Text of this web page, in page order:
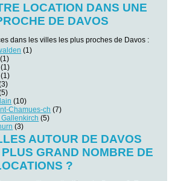
LOCATION DANS UNE
DE DAVOS
dans les villes les plus proches de Davos :
(1)
(1)
(1)
(1)
(10)
Chamues-ch (7)
(5)
(3)
AUTOUR DE DAVOS
GRAND NOMBRE DE
?